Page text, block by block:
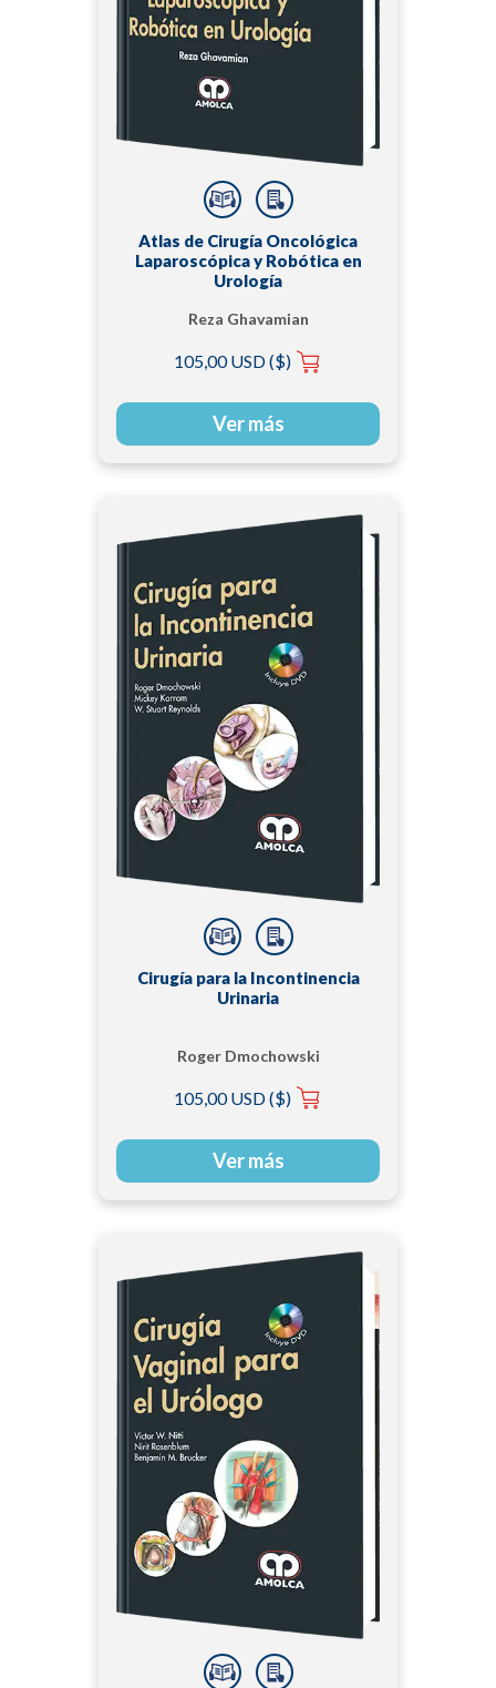
Atlas de Cirugía Oncológica
Laparoscópica y Robótica en
Urología
Reza Ghavamian
105,00 USD ($)
Ver más
Cirugía para la Incontinencia
Urinaria
Roger Dmochowski
105,00 USD ($)
Ver más